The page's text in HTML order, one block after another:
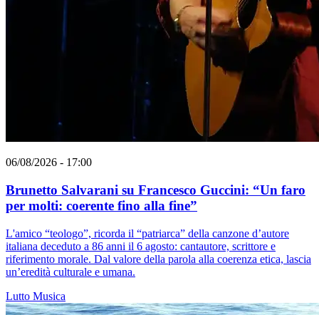
06/08/2026 - 17:00
Brunetto Salvarani su Francesco Guccini: “Un faro
per molti: coerente fino alla fine”
L'amico “teologo”, ricorda il “patriarca” della canzone d’autore
italiana deceduto a 86 anni il 6 agosto: cantautore, scrittore e
riferimento morale. Dal valore della parola alla coerenza etica, lascia
un’eredità culturale e umana.
Lutto Musica